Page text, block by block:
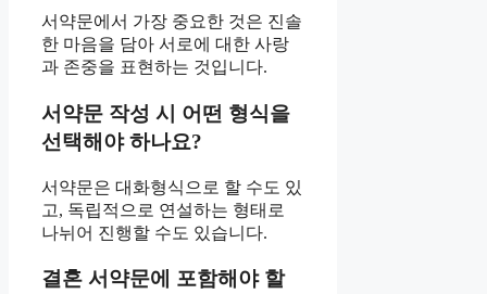
서약문에서 가장 중요한 것은 진솔
한 마음을 담아 서로에 대한 사랑
과 존중을 표현하는 것입니다.
서약문 작성 시 어떤 형식을
선택해야 하나요?
서약문은 대화형식으로 할 수도 있
고, 독립적으로 연설하는 형태로
나뉘어 진행할 수도 있습니다.
결혼 서약문에 포함해야 할